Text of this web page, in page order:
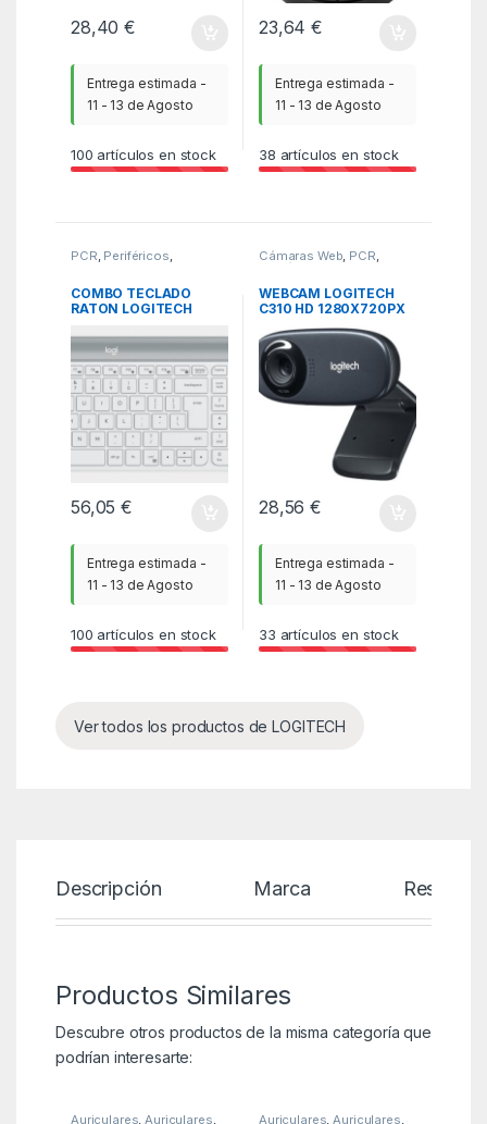
28,40€
Entrega estimada -
11 - 13 de Agosto
100 artículos en stock
23,64€
Entrega estimada -
11 - 13 de Agosto
38 artículos en stock
PCR Periféricos
Teclados
COMBO TECLADO
RATON LOGITECH
INALAMBRICO BLANCO
56,05€
Entrega estimada -
11 - 13 de Agosto
100 artículos en stock
Cámaras Web PCR
Periféricos
WEBCAM LOGITECH
C310 HD 1280X720PX
28,56€
Entrega estimada -
11 - 13 de Agosto
33 artículos en stock
Ver todos los productos de LOGITECH
Descripción Marca Reseñas
Productos Similares
Descubre otros productos de la misma categoría que
podrían interesarte:
Auriculares,Auriculares, Auriculares,Auriculares,